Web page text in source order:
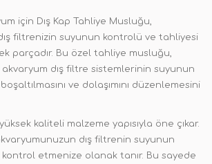
için Dış Kap Tahliye Musluğu,
filtrenizin suyunun kontrolü ve tahliyesi
parçadır. Bu özel tahliye musluğu,
akvaryum dış filtre sistemlerinin suyunun
ve dolaşımını düzenlemesini
kaliteli malzeme yapısıyla öne çıkar.
dış filtrenin suyunun
etmenize olanak tanır. Bu sayede